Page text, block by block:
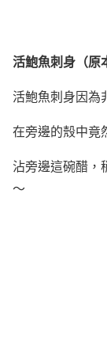
活鮑魚刺身（原
活鮑魚刺身因為
在旁邊的殼中竟
沾旁邊這碗醋，
～